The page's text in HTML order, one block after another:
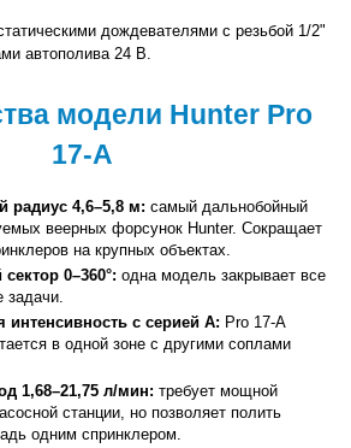
дождевателями с резьбой 1/2"
автополива 24 В.
модели Hunter Pro
17-A
радиус 4,6–5,8 м: самый дальнобойный
веерных форсунок Hunter. Сокращает
на крупных объектах.
0–360°: одна модель закрывает все
задачи.
интенсивность с серией A: Pro 17-A
в одной зоне с другими соплами
1,68–21,75 л/мин: требует мощной
станции, но позволяет полить
одним спринклером.